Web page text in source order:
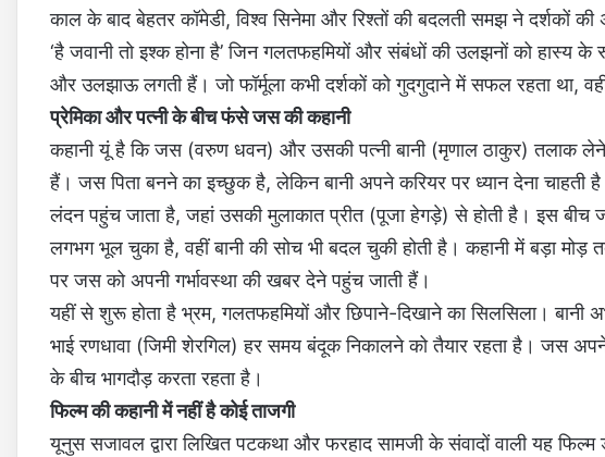
काल के बाद बेहतर कॉमेडी, विश्व सिनेमा और रिश्तों की बदलती समझ ने दर्शकों
‘है जवानी तो इश्‍क होना है’ जिन गलतफहमियों और संबंधों की उलझनों को हास्य
और उलझाऊ लगती हैं। जो फॉर्मूला कभी दर्शकों को गुदगुदाने में सफल रहता था,
प्रेमिका और पत्नी के बीच फंसे जस की कहानी
कहानी यूं है कि जस (वरुण धवन) और उसकी पत्नी बानी (मृणाल ठाकुर) तलाक
हैं। जस पिता बनने का इच्‍छुक है, लेकिन बानी अपने करियर पर ध्यान देना
लंदन पहुंच जाता है, जहां उसकी मुलाकात प्रीत (पूजा हेगड़े) से होती है। इस
लगभग भूल चुका है, वहीं बानी की सोच भी बदल चुकी होती है। कहानी में बड़ा
पर जस को अपनी गर्भावस्था की खबर देने पहुंच जाती हैं।
यहीं से शुरू होता है भ्रम, गलतफहमियों और छिपाने-दिखाने का सिलसिला। बानी
भाई रणधावा (जिमी शेरगिल) हर समय बंदूक निकालने को तैयार रहता है। जस
के बीच भागदौड़ करता रहता है।
फिल्म की कहानी में नहीं है कोई ताजगी
यूनुस सजावल द्वारा लिखित पटकथा और फरहाद सामजी के संवादों वाली यह फिल्‍म